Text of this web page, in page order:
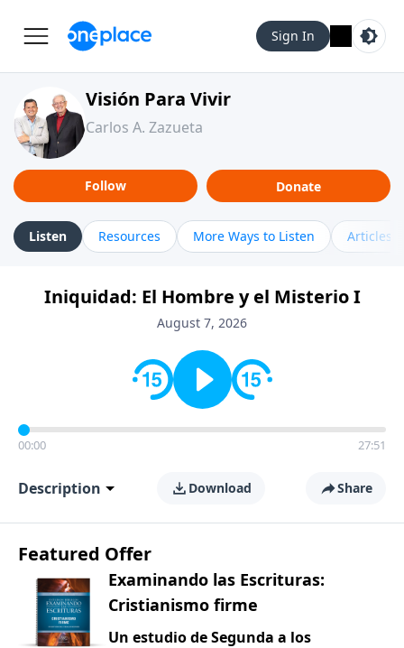
Sign In
Visión Para Vivir
Carlos A. Zazueta
Follow Donate
Listen Resources More Ways to Listen Articles
Iniquidad: El Hombre y el Misterio I
August 7, 2026
00:00 27:51
Description Download Share
Featured Offer
Examinando las Escrituras:
Cristianismo firme
Un estudio de Segunda a los